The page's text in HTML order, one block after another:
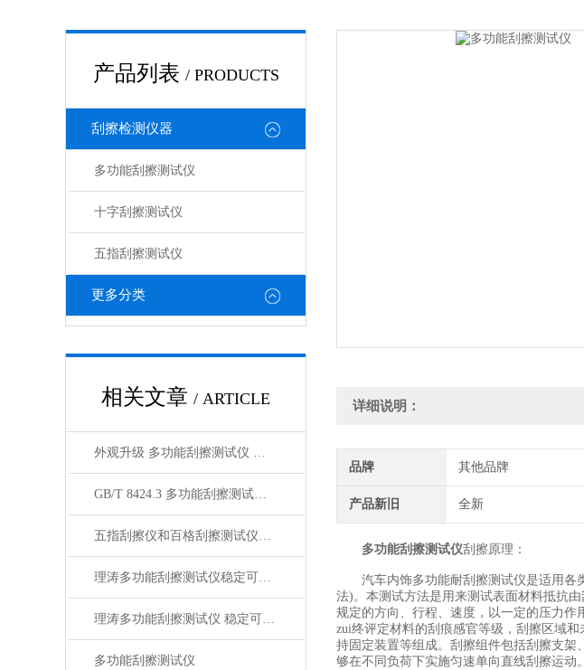
产品列表 / PRODUCTS
刮擦检测仪器
多功能刮擦测试仪
十字刮擦测试仪
五指刮擦测试仪
更多分类
相关文章 / ARTICLE
外观升级 多功能刮擦测试仪 由两部分刮擦装置组成 理涛发布
GB/T 8424.3 多功能刮擦测试仪 2种测试原理可测 上海理涛
五指刮擦仪和百格刮擦测试仪区别
理涛多功能刮擦测试仪稳定可靠 操作维修
理涛多功能刮擦测试仪 稳定可靠 操作维修
多功能刮擦测试仪
详细说明：
品牌 其他品牌
产品新旧 全新
多功能刮擦测试仪刮擦原理：
汽车内饰多功能耐刮擦测试仪是适用各类
法)。本测试方法是用来测试表面材料抵抗
规定的方向、行程、速度，以一定的压力作
zui终评定材料的刮痕感官等级，刮擦区域
持固定装置等组成。刮擦组件包括刮擦支
够在不同负荷下实施匀速单向直线刮擦运